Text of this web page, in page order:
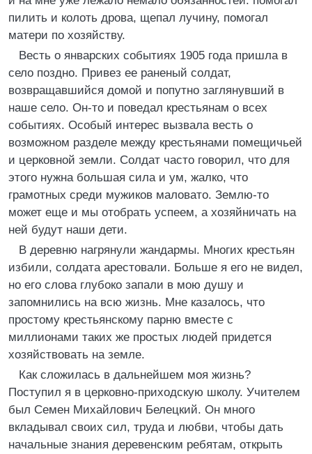
пилить и колоть дрова, щепал лучину, помогал
матери по хозяйству.
Весть о январских событиях 1905 года пришла в
село поздно. Привез ее раненый солдат,
возвращавшийся домой и попутно заглянувший в
наше село. Он-то и поведал крестьянам о всех
событиях. Особый интерес вызвала весть о
возможном разделе между крестьянами помещичьей
и церковной земли. Солдат часто говорил, что для
этого нужна большая сила и ум, жалко, что
грамотных среди мужиков маловато. Землю-то
может еще и мы отобрать успеем, а хозяйничать на
ней будут наши дети.
В деревню нагрянули жандармы. Многих крестьян
избили, солдата арестовали. Больше я его не видел,
но его слова глубоко запали в мою душу и
запомнились на всю жизнь. Мне казалось, что
простому крестьянскому парню вместе с
миллионами таких же простых людей придется
хозяйствовать на земле.
Как сложилась в дальнейшем моя жизнь?
Поступил я в церковно-приходскую школу. Учителем
был Семен Михайлович Белецкий. Он много
вкладывал своих сил, труда и любви, чтобы дать
начальные знания деревенским ребятам, открыть